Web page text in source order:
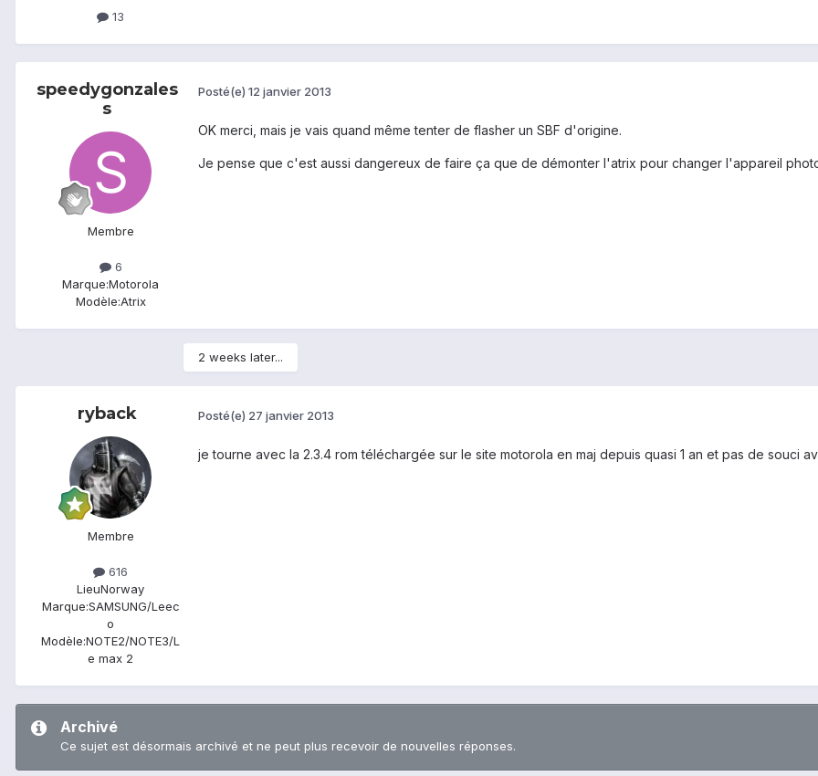
13
speedygonzales
s
Membre
6
Marque:Motorola
Modèle:Atrix
Posté(e) 12 janvier 2013
OK merci, mais je vais quand même tenter de flasher un SBF d'origine.
Je pense que c'est aussi dangereux de faire ça que de démonter l'atrix pour changer l'appareil
2 weeks later...
ryback
Membre
616
LieuNorway
Marque:SAMSUNG/Leec
o
Modèle:NOTE2/NOTE3/L
e max 2
Posté(e) 27 janvier 2013
je tourne avec la 2.3.4 rom téléchargée sur le site motorola en maj depuis quasi 1 an et pas de souci
Archivé
Ce sujet est désormais archivé et ne peut plus recevoir de nouvelles réponses.